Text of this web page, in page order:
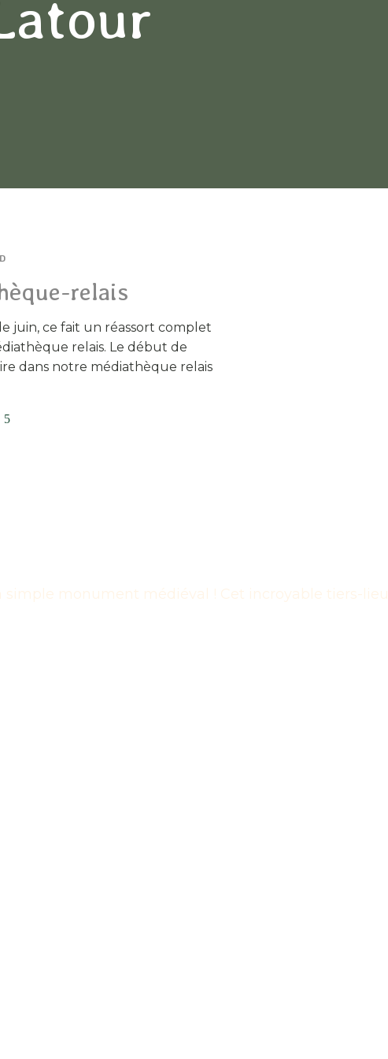
relais
juin, ce fait un réassort complet
relais. Le début de
dans notre médiathèque relais
simple monument médiéval ! Cet incroyable tiers-